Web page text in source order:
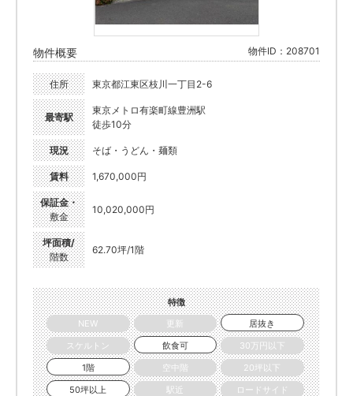
物件概要 物件ID：208701
住所 東京都江東区枝川一丁目2-6
最寄駅
東京メトロ有楽町線豊洲駅
徒歩10分
現況 そば・うどん・麺類
賃料 1,670,000円
保証金・
敷金
10,020,000円
坪面積/
階数
62.70坪/1階
特徴
NEW
更新
居抜き
スケルトン
飲食可
30万円以下
1階
空中階
20坪以下
50坪以上
駅近 ロードサイド